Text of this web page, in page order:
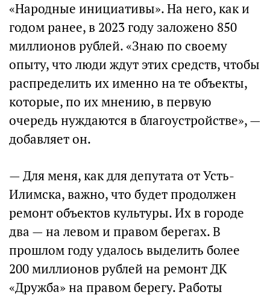
«Народные инициативы». На него, как и
годом ранее, в 2023 году заложено 850
миллионов рублей. «Знаю по своему
опыту, что люди ждут этих средств, чтобы
распределить их именно на те объекты,
которые, по их мнению, в первую
очередь нуждаются в благоустройстве», —
добавляет он.
— Для меня, как для депутата от Усть-
Илимска, важно, что будет продолжен
ремонт объектов культуры. Их в городе
два — на левом и правом берегах. В
прошлом году удалось выделить более
200 миллионов рублей на ремонт ДК
«Дружба» на правом берегу. Работы